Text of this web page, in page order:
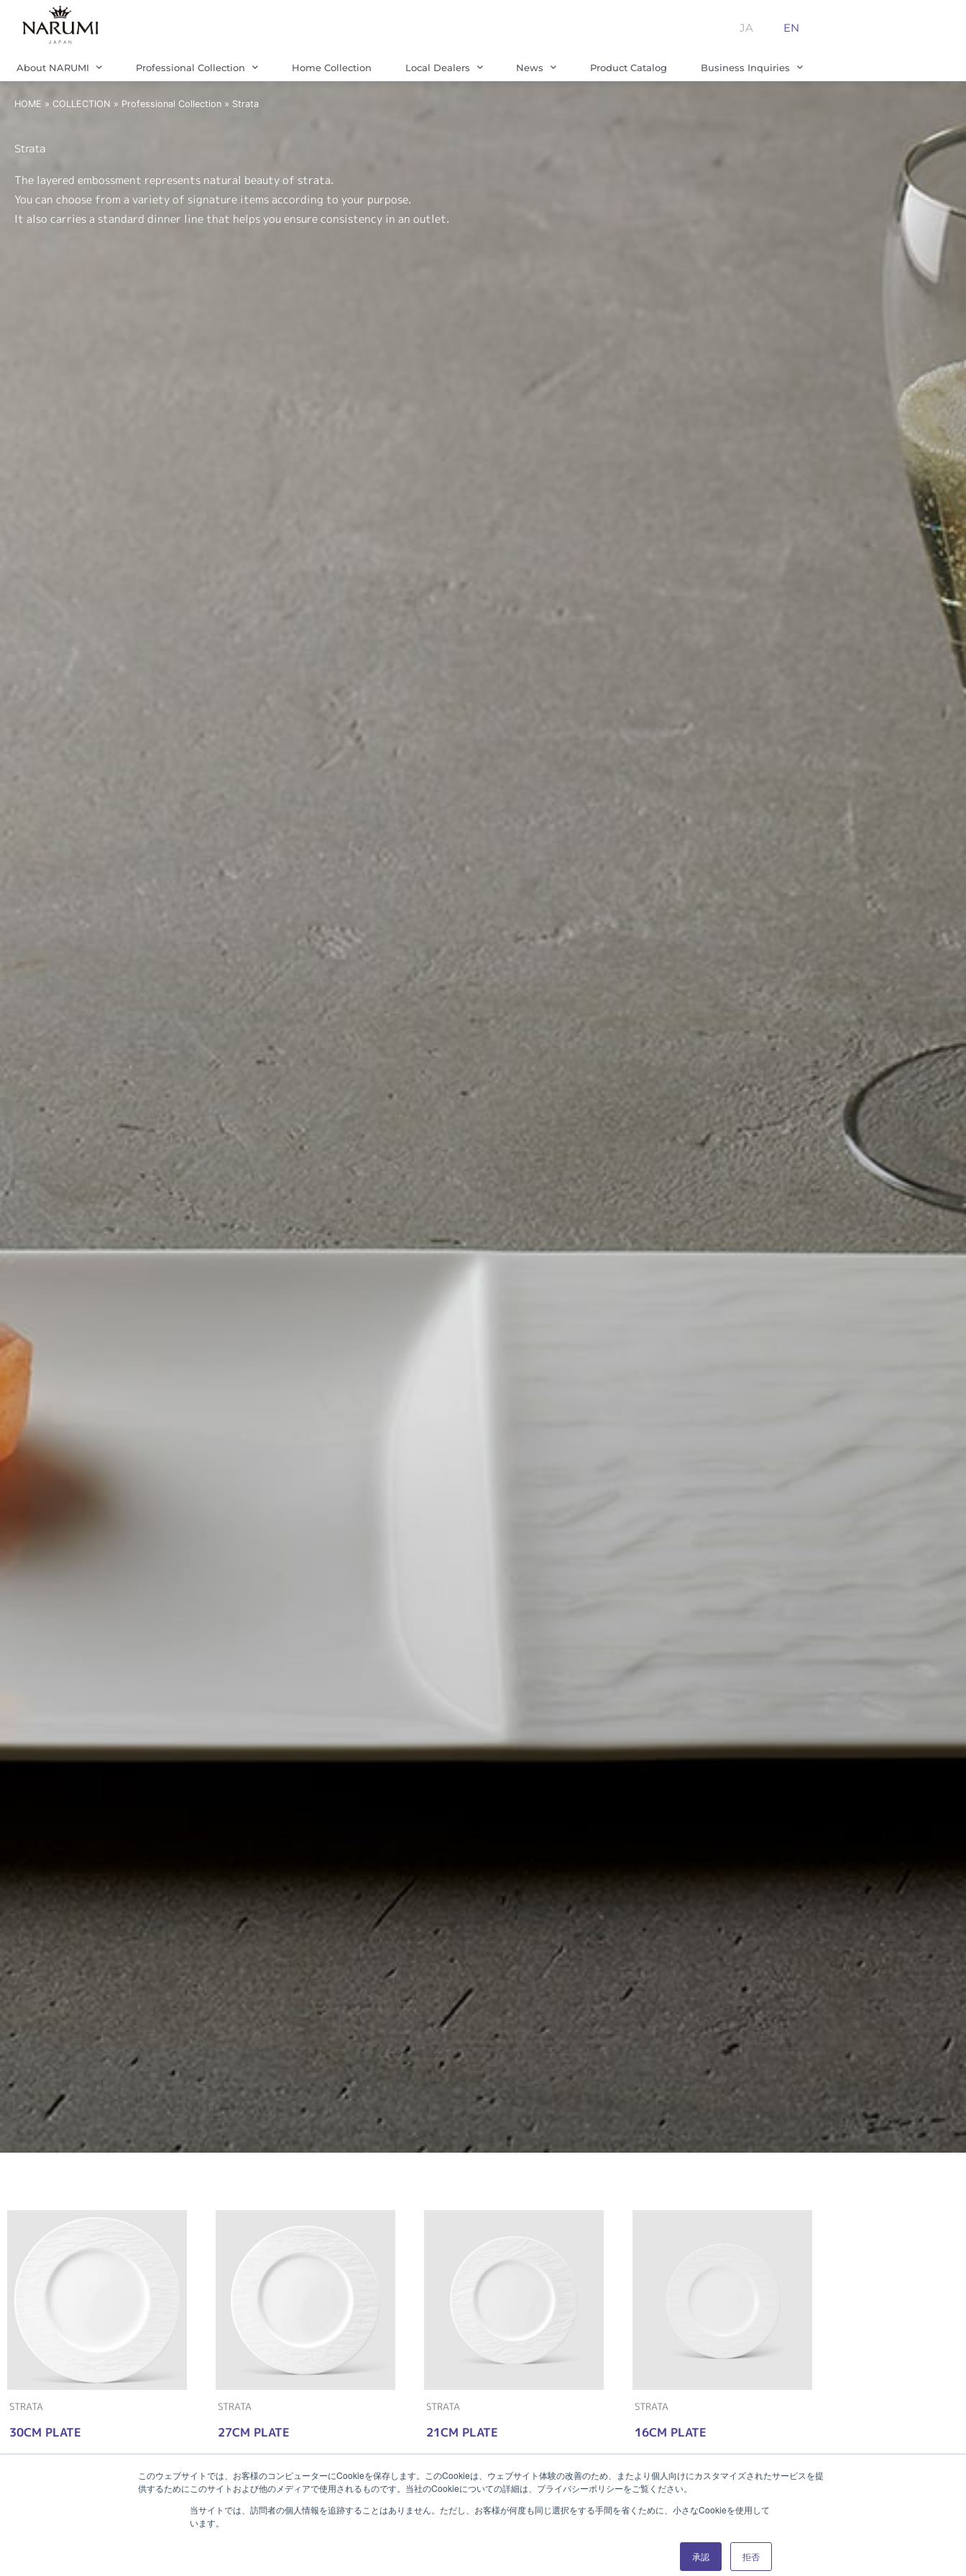
このウェブサイトでは、お客様のコンピューターにCookieを保存します。このCookieは、ウェブサイト体験の改善のため、またより個人向けにカスタマイズされたサービスを提
供するためにこのサイトおよび他のメディアで使用されるものです。当社のCookieについての詳細は、プライバシーポリシーをご覧ください。
当サイトでは、訪問者の個人情報を追跡することはありません。ただし、お客様が何度も同じ選択をする手間を省くために、小さなCookieを使用して
います。
承認 拒否
JA EN
About NARUMI Professional Collection Home Collection Local Dealers News Product Catalog Business Inquiries
HOME » COLLECTION » Professional Collection » Strata
Strata
The layered embossment represents natural beauty of strata.
You can choose from a variety of signature items according to your purpose.
It also carries a standard dinner line that helps you ensure consistency in an outlet.
STRATA
30CM PLATE
STRATA
27CM PLATE
STRATA
21CM PLATE
STRATA
16CM PLATE